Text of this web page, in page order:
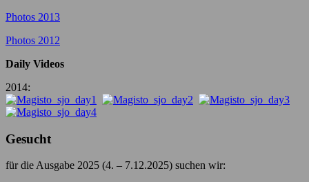
Photos 2013
Photos 2012
Daily Videos
2014:
Gesucht
für die Ausgabe 2025 (4. – 7.12.2025) suchen wir: